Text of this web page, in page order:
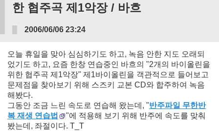
한 협주곡 제1악장 / 바흐
2006/06/06 23:24
오늘 휴일을 맞아 심심하기도 하고, 녹음 안한 지도 오래되
었기도 하고, 요즘 한창 연습중인 바흐의 "2개의 바이올린을
위한 협주곡 제1악장" 제1바이올린을 객관적으로 들어보고
문제점을 찾아보기 위해 스즈키 교본 CD와 합주하여 녹음
해봤다.
그동안 조금 느린 속도로 연습해 왔는데, "반주파일 무한반
복 재생 연습법
"에 적용해 보기 위해 반주에 속도를 맞춰
봤는데, 좌절이다. T_T